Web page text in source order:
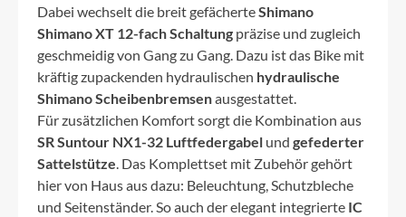
Dabei wechselt die breit gefächerteShimano
Shimano XT 12-fach Schaltung präzise und zugleich
geschmeidig von Gang zu Gang. Dazu ist das Bike mit
kräftig zupackenden hydraulischen hydraulische
Shimano Scheibenbremsenausgestattet.
Für zusätzlichen Komfort sorgt die Kombination aus
SR Suntour NX1-32 Luftfedergabel und gefederter
Sattelstütze. Das Komplettset mit Zubehör gehört
hier von Haus aus dazu: Beleuchtung, Schutzbleche
und Seitenständer. So auch der elegant integrierte IC